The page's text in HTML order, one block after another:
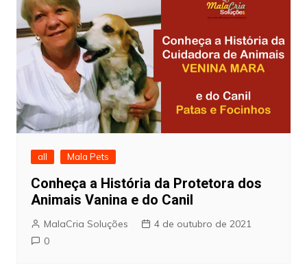
all Mala Pets
Conheça a História da Protetora dos
Animais Vanina e do Canil
MalaCria Soluções
4 de outubro de 2021
0